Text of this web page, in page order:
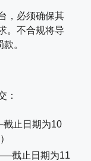
，必须确保其
。不合规将导
。
：
止日期为10
截止日期为11